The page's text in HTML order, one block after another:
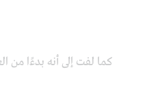
كما لفت إلى أنه بدءًا من